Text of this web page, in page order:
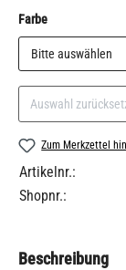
Farbeauswählen
Auswahl
Zum Merkzettel
Artikelnr.:
Shopnr.:
Beschreibung